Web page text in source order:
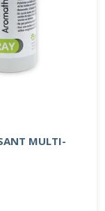
MULTI-